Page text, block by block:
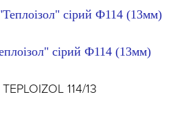
сірий Ф114 (13мм)
114/13